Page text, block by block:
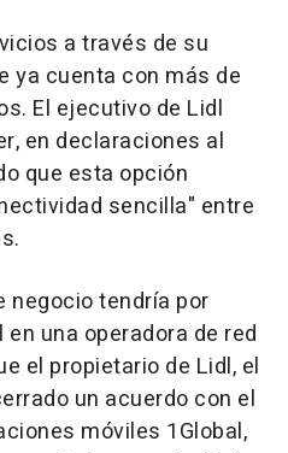
a través de su
ya cuenta con más de
El ejecutivo de Lidl
en declaraciones al
que esta opción
sencilla" entre
negocio tendría por
una operadora de red
el propietario de Lidl, el
un acuerdo con el
móviles 1Global,